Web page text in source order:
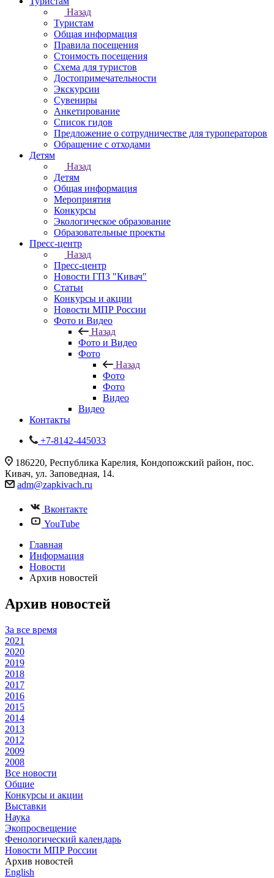
Назад
Туристам
Общая информация
Правила посещения
Стоимость посещения
Схема для туристов
Достопримечательности
Экскурсии
Сувениры
Анкетирование
Список гидов
Предложение о сотрудничестве для туроператоров
Обращение с отходами
Детям
Назад
Детям
Общая информация
Мероприятия
Конкурсы
Экологическое образование
Образовательные проекты
Пресс-центр
Назад
Пресс-центр
Новости ГПЗ "Кивач"
Статьи
Конкурсы и акции
Новости МПР России
Фото и Видео
Назад
Фото и Видео
Фото
Назад
Фото
Фото
Видео
Видео
Контакты
+7-8142-445033
186220, Республика Карелия, Кондопожский район, пос.
Кивач, ул. Заповедная, 14.
adm@zapkivach.ru
Вконтакте
YouTube
Главная
Информация
Новости
Архив новостей
Архив новостей
За все время
2021
2020
2019
2018
2017
2016
2015
2014
2013
2012
2009
2008
Все новости
Общие
Конкурсы и акции
Выставки
Наука
Экопросвещение
Фенологический календарь
Новости МПР России
Архив новостей
English